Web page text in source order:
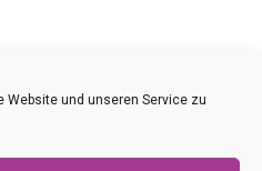
Website und unseren Service zu